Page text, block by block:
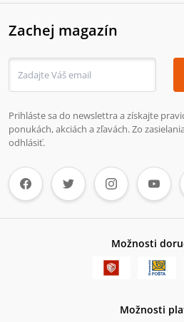
Zachej magazín
Prihláste sa do newslettra a získajte
ponukách, akciách a zľavách. Zo
odhlásiť.
Možnosti
Možnosti